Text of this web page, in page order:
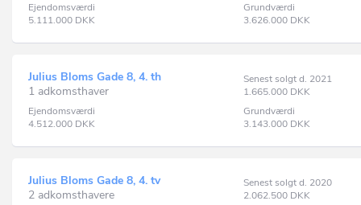
Ejendomsværdi
5.111.000 DKK
Grundværdi
3.626.000 DKK
Julius Bloms Gade 8, 4. th
1 adkomsthaver
Senest solgt d. 2021
1.665.000 DKK
Ejendomsværdi
4.512.000 DKK
Grundværdi
3.143.000 DKK
Julius Bloms Gade 8, 4. tv
2 adkomsthavere
Senest solgt d. 2020
2.062.500 DKK